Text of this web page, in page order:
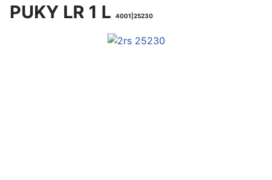
PUKY LR 1 L 4001|25230